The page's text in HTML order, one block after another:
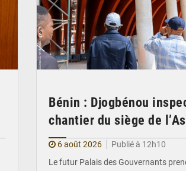
Bénin : Djogbénou
chantier du siège de
6 août 2026
Publié à 12h10
Le futur Palais des Gouvernants